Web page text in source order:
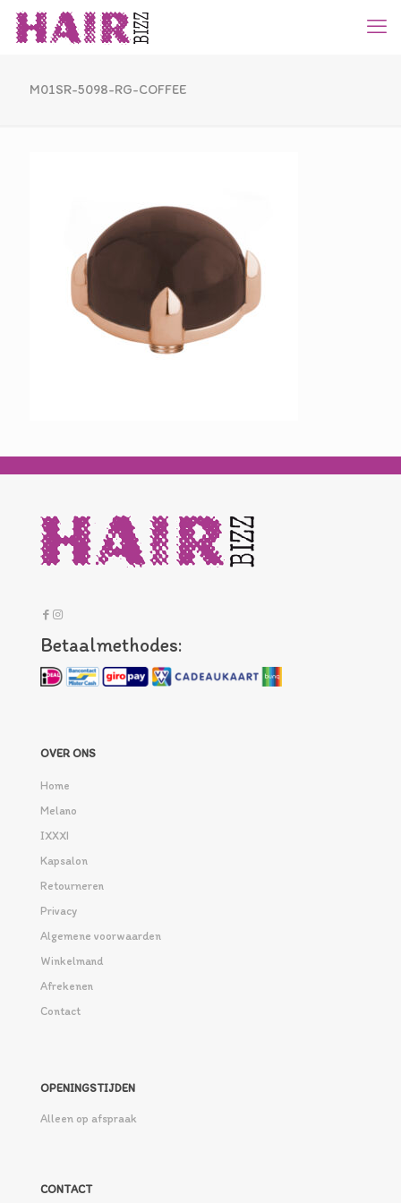
M01SR-5098-RG-COFFEE
Betaalmethodes:
OVER ONS
Home
Melano
IXXXI
Kapsalon
Retourneren
Privacy
Algemene voorwaarden
Winkelmand
Afrekenen
Contact
OPENINGSTIJDEN
Alleen op afspraak
CONTACT